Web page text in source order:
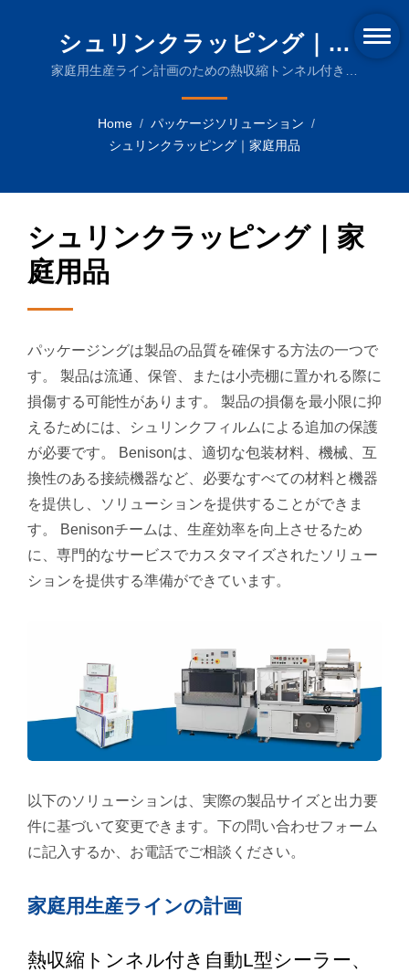
シュリンクラッピング｜家
庭用品 | 革新的な熱収縮機と
持続可能な包装フィルム
家庭用生産ライン計画のための熱収縮トンネル付き自
Home / パッケージソリューション /
シュリンクラッピング｜家庭用品
シュリンクラッピング｜家
庭用品
パッケージングは製品の品質を確保する方法の一つで
す。 製品は流通、保管、または小売棚に置かれる際に
損傷する可能性があります。 製品の損傷を最小限に抑
えるためには、シュリンクフィルムによる追加の保護
が必要です。 Benisonは、適切な包装材料、機械、互
換性のある接続機器など、必要なすべての材料と機器
を提供し、ソリューションを提供することができま
す。 Benisonチームは、生産効率を向上させるため
に、専門的なサービスでカスタマイズされたソリュー
ションを提供する準備ができています。
以下のソリューションは、実際の製品サイズと出力要
件に基づいて変更できます。下の問い合わせフォーム
に記入するか、お電話でご相談ください。
家庭用生産ラインの計画
熱収縮トンネル付き自動L型シーラー、